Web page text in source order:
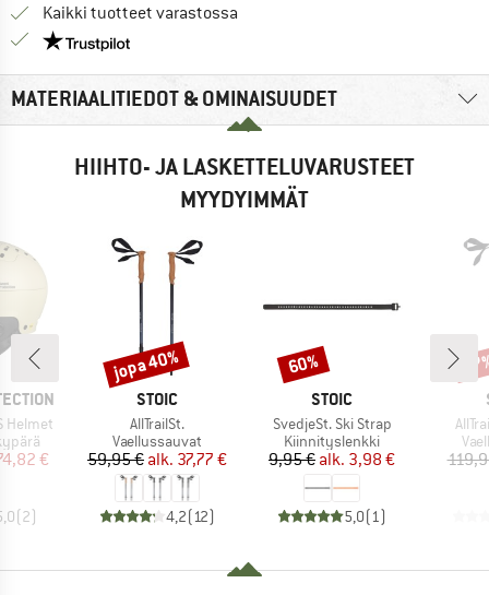
Kaikki tuotteet varastossa
Meillä on Trustpilot -sertifiointi - lue lisää tästä!
MATERIAALITIEDOT & OMINAISUUDET
HIIHTO- JA LASKETTELUVARUSTEET
MYYDYIMMÄT
Helmet
hinta
€
(2)
MERKKI
STOIC
Tuote
AllTrailSt.
Tuoteryhmä
Vaellussauvat
Hinta
59,95 € Alennettu hinta
alk. 37,77 €
4,2(12)
Alennus
jopa 40%
MERKKI
STOIC
Tuote
SvedjeSt. Ski Strap
Tuoteryhmä
Kiinnityslenkki
Hinta
9,95 € Alennettu hinta
alk. 3,98 €
5,0(1 )
Alennus
60%
Tuote